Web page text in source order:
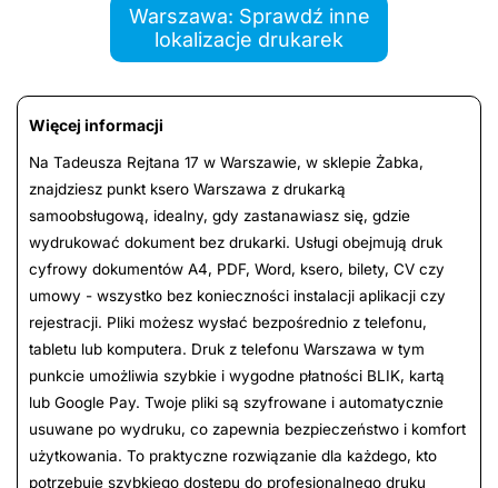
Warszawa: Sprawdź inne
lokalizacje drukarek
Więcej informacji
Na Tadeusza Rejtana 17 w Warszawie, w sklepie Żabka,
znajdziesz punkt ksero Warszawa z drukarką
samoobsługową, idealny, gdy zastanawiasz się, gdzie
wydrukować dokument bez drukarki. Usługi obejmują druk
cyfrowy dokumentów A4, PDF, Word, ksero, bilety, CV czy
umowy - wszystko bez konieczności instalacji aplikacji czy
rejestracji. Pliki możesz wysłać bezpośrednio z telefonu,
tabletu lub komputera. Druk z telefonu Warszawa w tym
punkcie umożliwia szybkie i wygodne płatności BLIK, kartą
lub Google Pay. Twoje pliki są szyfrowane i automatycznie
usuwane po wydruku, co zapewnia bezpieczeństwo i komfort
użytkowania. To praktyczne rozwiązanie dla każdego, kto
potrzebuje szybkiego dostępu do profesjonalnego druku